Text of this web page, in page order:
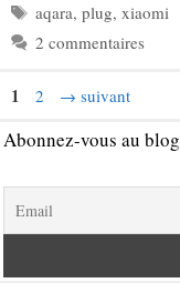
Étiquettes
aqara, plug, xiaomi
2 commentaires
Page
1 Page
2 → suivant
Abonnez-vous au blog